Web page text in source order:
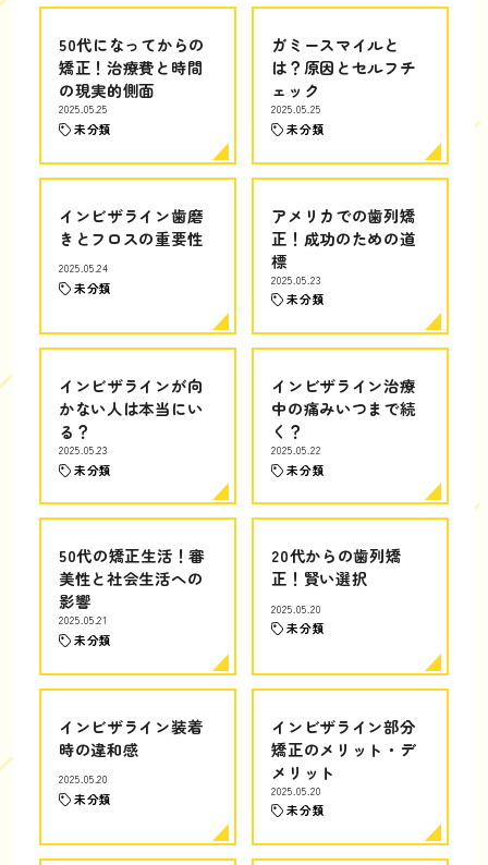
50代になってからの
矯正！治療費と時間
の現実的側面
2025.05.25
未分類
ガミースマイルと
は？原因とセルフチ
ェック
2025.05.25
未分類
インビザライン歯磨
きとフロスの重要性
2025.05.24
未分類
アメリカでの歯列矯
正！成功のための道
標
2025.05.23
未分類
インビザラインが向
かない人は本当にい
る？
2025.05.23
未分類
インビザライン治療
中の痛みいつまで続
く？
2025.05.22
未分類
50代の矯正生活！審
美性と社会生活への
影響
2025.05.21
未分類
20代からの歯列矯
正！賢い選択
2025.05.20
未分類
インビザライン装着
時の違和感
2025.05.20
未分類
インビザライン部分
矯正のメリット・デ
メリット
2025.05.20
未分類